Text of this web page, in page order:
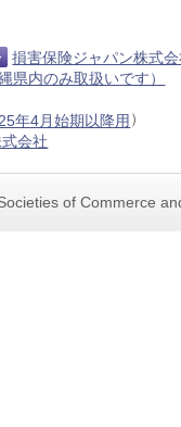
損害保険ジャパン株式
内のみ取扱いです）
年4月始期以降用）
会社
of Commerce